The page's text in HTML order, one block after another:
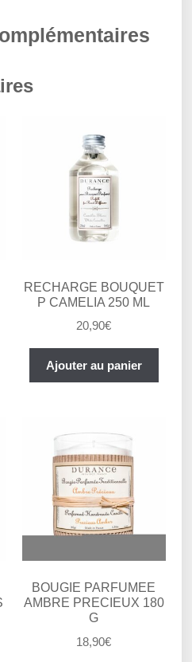
RECHARGE BOUQUET
P CAMELIA 250 ML
20,90€
Ajouter au panier
BOUGIE PARFUMEE
AMBRE PRECIEUX 180
G
18,90€